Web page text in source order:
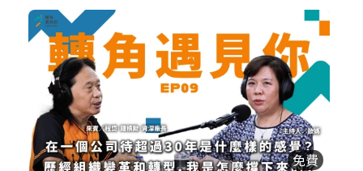
免費